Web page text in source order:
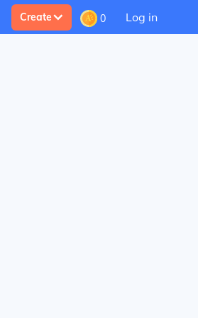
Create 0 Log in